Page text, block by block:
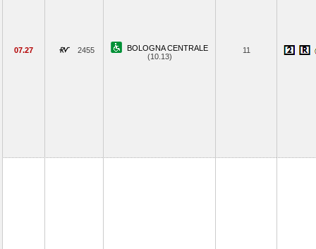
07.27 2455
BOLOGNA CENTRALE
(10.13)
11